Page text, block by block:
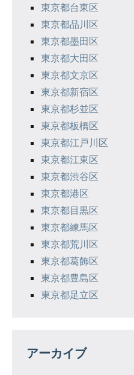
東京都台東区
東京都品川区
東京都墨田区
東京都大田区
東京都文京区
東京都新宿区
東京都杉並区
東京都板橋区
東京都江戸川区
東京都江東区
東京都渋谷区
東京都港区
東京都目黒区
東京都練馬区
東京都荒川区
東京都葛飾区
東京都豊島区
東京都足立区
アーカイブ